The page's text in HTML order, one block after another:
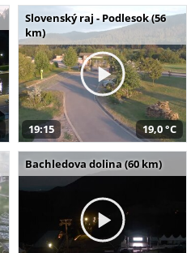
Slovenský raj - Podlesok (56
km)
19:15 19,0 °C
Bachledova dolina (60 km)